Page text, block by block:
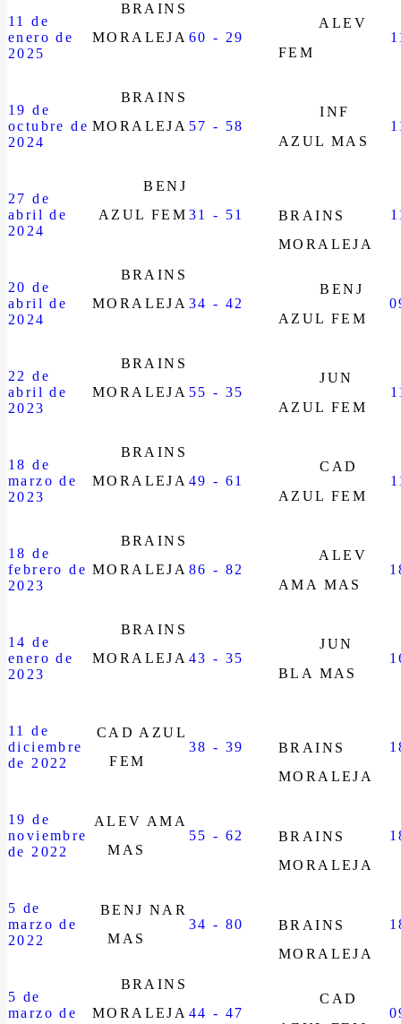
11 de
enero de
2025
BRAINS
MORALEJA 60 - 29
ALEV
FEM
19 de
octubre de
2024
BRAINS
MORALEJA 57 - 58
INF
AZUL MAS
27 de
abril de
2024
BENJ
AZUL FEM 31 - 51
BRAINS
MORALEJA
20 de
abril de
2024
BRAINS
MORALEJA 34 - 42
BENJ
AZUL FEM
22 de
abril de
2023
BRAINS
MORALEJA 55 - 35
JUN
AZUL FEM
18 de
marzo de
2023
BRAINS
MORALEJA 49 - 61
CAD
AZUL FEM
18 de
febrero de
2023
BRAINS
MORALEJA 86 - 82
ALEV
AMA MAS
14 de
enero de
2023
BRAINS
MORALEJA 43 - 35
JUN
BLA MAS
11 de
diciembre
de 2022
CAD AZUL
FEM
38 - 39
BRAINS
MORALEJA
19 de
noviembre
de 2022
ALEV AMA
MAS
55 - 62
BRAINS
MORALEJA
5 de
marzo de
2022
BENJ NAR
MAS
34 - 80
BRAINS
MORALEJA
5 de
marzo de
BRAINS
MORALEJA 44 - 47
CAD